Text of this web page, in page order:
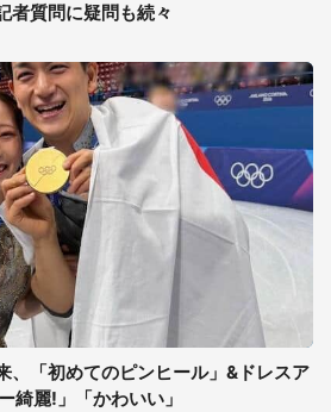
者質問に疑問も続々
、「初めてのピンヒール」&ドレスア
綺麗!」「かわいい」